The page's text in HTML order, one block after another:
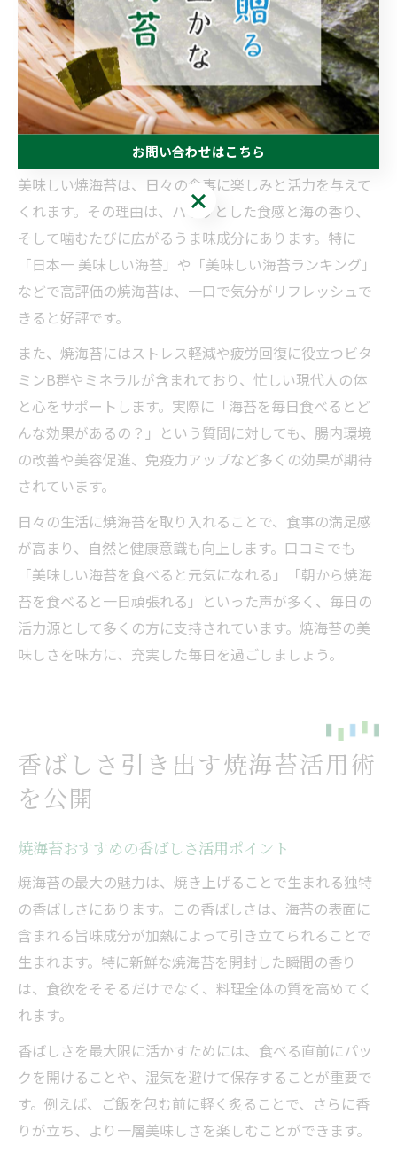
合は、フライパンや電子レンジで軽く炙るとパリッとし
た食感が戻ります。焼海苔の美味しさや栄養を日々の食
事で最大限に活かすために、ぜひさまざまな料理に取り
入れてみてください。
美味しい焼海苔が日々の活力になる理由
美味しい焼海苔は、日々の食事に楽しみと活力を与えて
くれます。その理由は、パリッとした食感と海の香り、
そして噛むたびに広がるうま味成分にあります。特に
「日本一 美味しい海苔」や「美味しい海苔ランキング」
などで高評価の焼海苔は、一口で気分がリフレッシュで
きると好評です。
また、焼海苔にはストレス軽減や疲労回復に役立つビタ
ミンB群やミネラルが含まれており、忙しい現代人の体
と心をサポートします。実際に「海苔を毎日食べるとど
んな効果があるの？」という質問に対しても、腸内環境
の改善や美容促進、免疫力アップなど多くの効果が期待
されています。
日々の生活に焼海苔を取り入れることで、食事の満足感
が高まり、自然と健康意識も向上します。口コミでも
「美味しい海苔を食べると元気になれる」「朝から焼海
苔を食べると一日頑張れる」といった声が多く、毎日の
活力源として多くの方に支持されています。焼海苔の美
味しさを味方に、充実した毎日を過ごしましょう。
香ばしさ引き出す焼海苔活用術
を公開
焼海苔おすすめの香ばしさ活用ポイント
焼海苔の最大の魅力は、焼き上げることで生まれる独特
の香ばしさにあります。この香ばしさは、海苔の表面に
含まれる旨味成分が加熱によって引き立てられることで
生まれます。特に新鮮な焼海苔を開封した瞬間の香り
は、食欲をそそるだけでなく、料理全体の質を高めてく
れます。
香ばしさを最大限に活かすためには、食べる直前にパッ
クを開けることや、湿気を避けて保存することが重要で
す。例えば、ご飯を包む前に軽く炙ることで、さらに香
りが立ち、より一層美味しさを楽しむことができます。
お問い合わせはこちら
お問い合わせはこちら